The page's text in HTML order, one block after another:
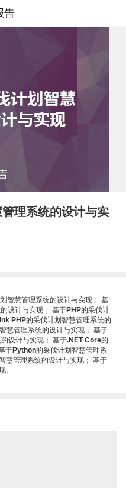
告
理系统的设计与实
智慧管理系统的设计与实现 ； 基
设计与实现 ； 基于PHP的采伐计
PHP的采伐计划智慧管理系统的
慧管理系统的设计与实现 ； 基于
设计与实现 ； 基于.NET Core的
于Python的采伐计划智慧管理系
慧管理系统的设计与实现 ； 基于
。